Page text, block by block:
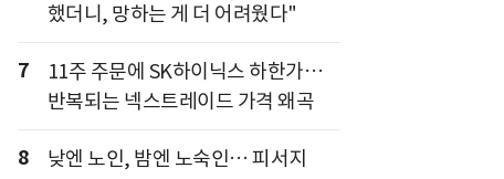
했더니, 망하는 게 더 어려웠다"
7
11주 주문에 SK하이닉스 하한가…
반복되는 넥스트레이드 가격 왜곡
8
낮엔 노인, 밤엔 노숙인… 피서지